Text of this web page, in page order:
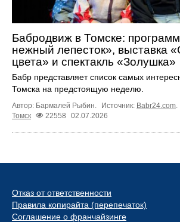
Бабродвиж в Томске:
нежный лепесток», выставка
цвета» и спектакль «Золушка»
Бабр представляет список самых
Томска на предстоящую неделю.
Автор: Бармалей Рыбин. Источник: Babr24.com
Томск
22558 02.07.2026
Отказ от ответственности
Правила копирайта (перепечаток)
Соглашение о франчайзинге